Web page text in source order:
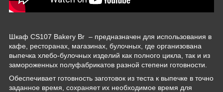
Шкаф CS107 Bakery Br – предназначен для использования в
кафе, ресторанах, магазинах, булочных, где организована
выпечка хлебо-булочных изделий как полного цикла, так и из
замороженных полуфабрикатов разной степени готовности.
Обеспечивает готовность заготовок из теста к выпечке в точно
заданное время, сохраняет их необходимое время для